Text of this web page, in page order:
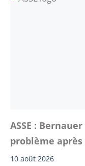
ASSE :
problème après
10 août 2026